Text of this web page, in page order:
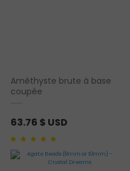
Améthyste brute à base
coupée
63.76 $ USD
basé sur notation
client